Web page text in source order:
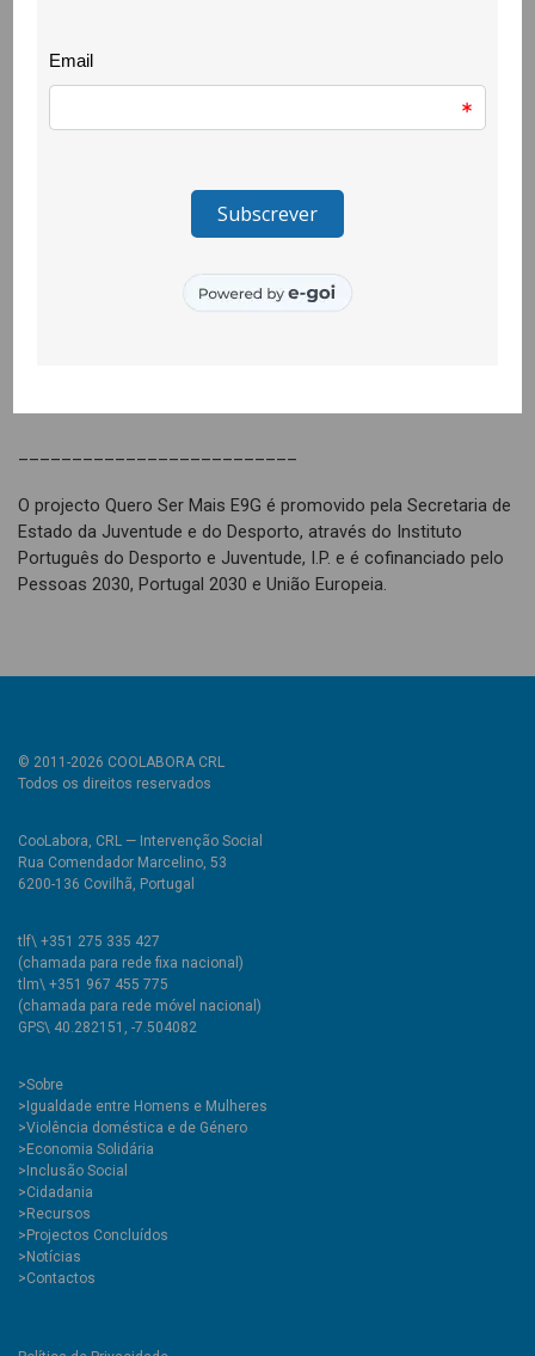
A apresentação do prato perante os jurados foi realizada pelo
jovem Alexandrino Airosa, angolano e também participante do
num momento simbólico que valorizou a diversidade cultural, a
partilha de saberes e a importância do acolhimento e da
inclusão activa através da gastronomia.
A confecção do prato, ainda no Tortosendo, foi um verdadeiro
O projecto Quero Ser Mais E9G é promovido pela Secretaria de
Estado da Juventude e do Desporto, através do Instituto
Português do Desporto e Juventude, I.P. e é cofinanciado pelo
Pessoas 2030, Portugal 2030 e União Europeia.
© 2011-2026 COOLABORA CRL
Todos os direitos reservados
CooLabora, CRL — Intervenção Social
Rua Comendador Marcelino, 53
6200-136 Covilhã, Portugal
tlf\ +351 275 335 427
(chamada para rede fixa nacional)
tlm\ +351 967 455 775
(chamada para rede móvel nacional)
GPS\ 40.282151, -7.504082
>Sobre
>Igualdade entre Homens e Mulheres
>Violência doméstica e de Género
>Economia Solidária
>Inclusão Social
>Cidadania
>Recursos
>Projectos Concluídos
>Notícias
>Contactos